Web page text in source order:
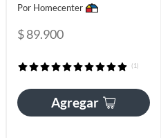
Por Homecenter
$ 89.900
(1)
Agregar